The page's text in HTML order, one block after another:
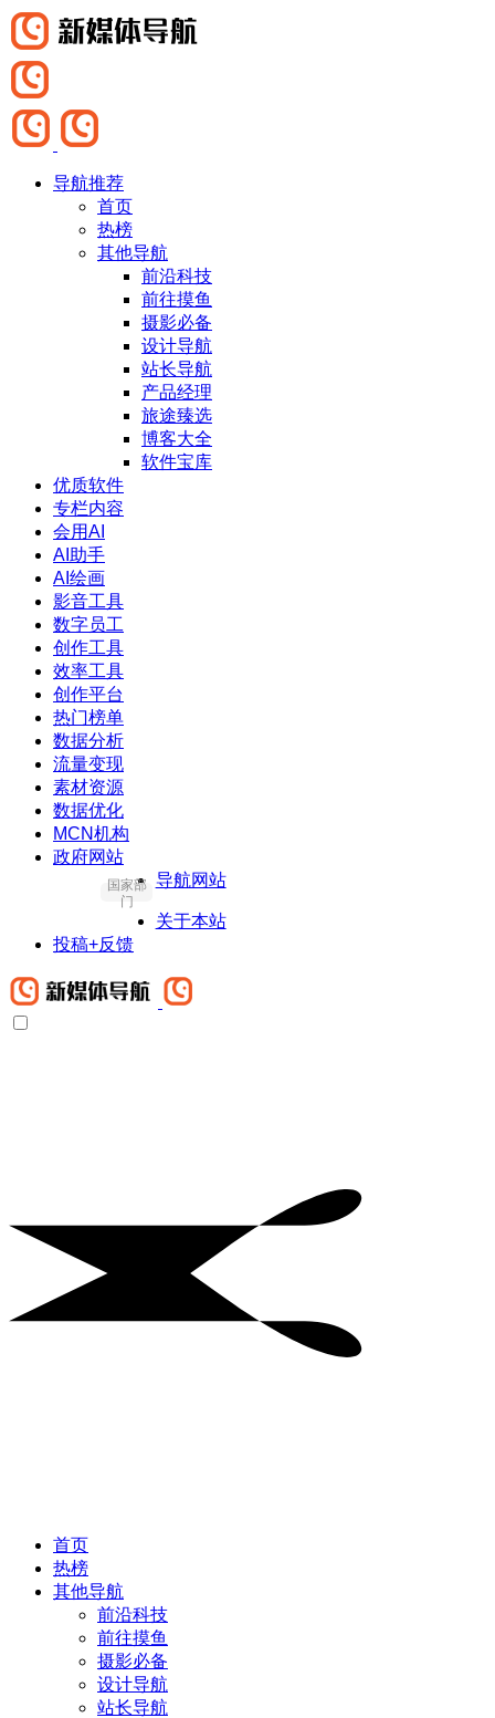
导航推荐
首页
热榜
其他导航
前沿科技
前往摸鱼
摄影必备
设计导航
站长导航
产品经理
旅途臻选
博客大全
软件宝库
优质软件
专栏内容
会用AI
AI助手
AI绘画
影音工具
数字员工
创作工具
效率工具
创作平台
热门榜单
数据分析
流量变现
素材资源
数据优化
MCN机构
政府网站
国家部
门
导航网站
关于本站
投稿+反馈
首页
热榜
其他导航
前沿科技
前往摸鱼
摄影必备
设计导航
站长导航